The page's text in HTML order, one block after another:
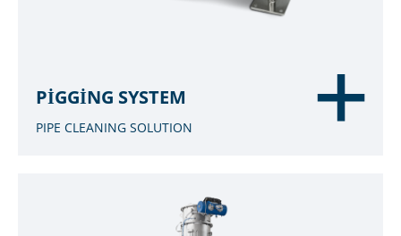
PIGGING SYSTEM
PIPE CLEANING SOLUTION